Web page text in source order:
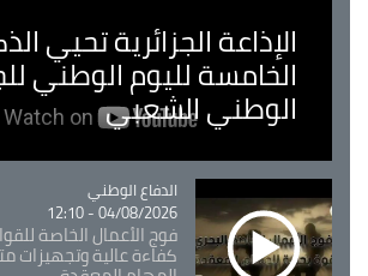
الإذاعة الجزائرية تحيي
الخامسة لليوم الوطني
الوطني الشعبي
Catégorie
الدفاع الوطني
04/08/2026 - 12:10
فوج الأعمال الخاصة
كفاءة عالية وتجهيزات